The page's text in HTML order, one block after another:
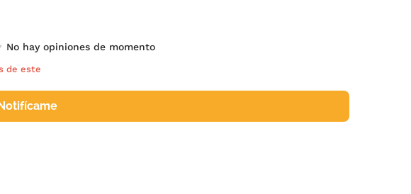
No hay opiniones de momento
de este